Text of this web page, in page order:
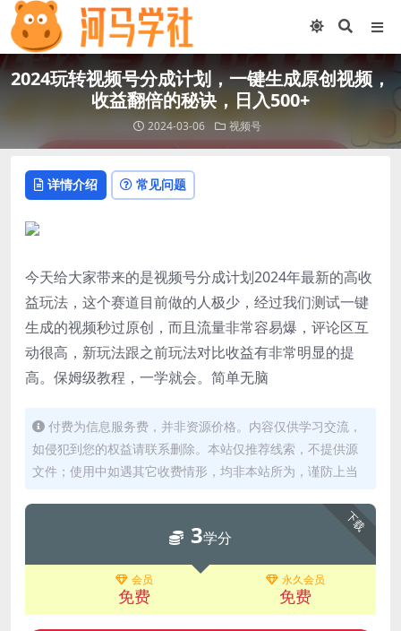
2024玩转视频号分成计划，一键生成原创视频，
收益翻倍的秘诀，日入500+
2024-03-06 视频号
详情介绍 常见问题
今天给大家带来的是视频号分成计划2024年最新的高收
益玩法，这个赛道目前做的人极少，经过我们测试一键
生成的视频秒过原创，而且流量非常容易爆，评论区互
动很高，新玩法跟之前玩法对比收益有非常明显的提
高。保姆级教程，一学就会。简单无脑
付费为信息服务费，并非资源价格。内容仅供学习交流，
如侵犯到您的权益请联系删除。本站仅推荐线索，不提供源
文件；使用中如遇其它收费情形，均非本站所为，谨防上当
下载
3学分
会员
免费
永久会员
免费